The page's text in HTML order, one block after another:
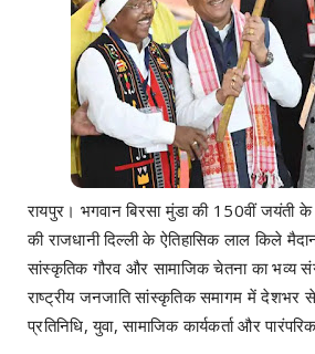
रायपुर। भगवान बिरसा मुंडा की 150वीं जयंती
की राजधानी दिल्ली के ऐतिहासिक लाल किले
सांस्कृतिक गौरव और सामाजिक चेतना का भव्य
राष्ट्रीय जनजाति सांस्कृतिक समागम में देशभर
प्रतिनिधि, युवा, सामाजिक कार्यकर्ता और